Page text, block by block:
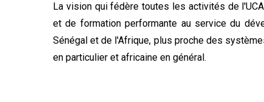
La vision qui fédère toutes les activités de
et de formation performante au service du
Sénégal et de l'Afrique, plus proche des
en particulier et africaine en général.